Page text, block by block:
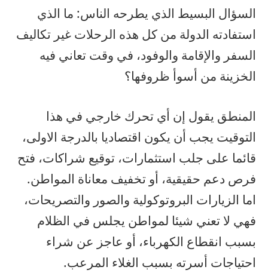
السؤال البسيط الذي يطرحه الناس: ما الذي
استفادته الدولة من كل هذه الرحلات غير تكاليف
السفر والإقامة والوفود، في وقت تعاني فيه
الخزينة من أسوأ ظروفها؟
المنطق يقول إن أي تحرك خارجي في هذا
التوقيت يجب أن يكون اقتصاديا بالدرجة الاولى،
قائما على جلب استثمارات، توقيع شراكات، فتح
فرص دعم حقيقية، أو تخفيف معاناة المواطن.
اما الزيارات البروتوكولية والصور والتصريحات،
فهي لا تعني شيئا لمواطن يجلس في الظلام
بسبب انقطاع الكهرباء، أو عاجز عن شراء
احتياجات أسرته بسبب الغلاء المرعب.